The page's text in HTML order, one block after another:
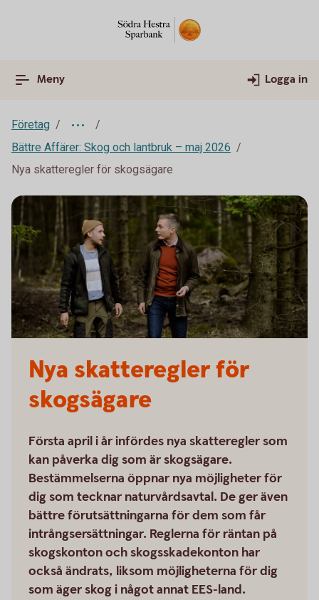
Meny Logga in
Företag
Bättre Affärer: Skog och lantbruk – maj 2026
Nya skatteregler för skogsägare
Nya skatteregler för
skogsägare
Första april i år infördes nya skatteregler som
kan påverka dig som är skogsägare.
Bestämmelserna öppnar nya möjligheter för
dig som tecknar naturvårdsavtal. De ger även
bättre förutsättningarna för dem som får
intrångsersättningar. Reglerna för räntan på
skogskonton och skogsskadekonton har
också ändrats, liksom möjligheterna för dig
som äger skog i något annat EES-land.